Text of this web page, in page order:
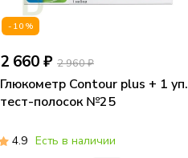
-10%
2 660 ₽ 2 960 ₽
Глюкометр Contour plus + 1 уп.
тест-полосок №25
4.9 Есть в наличии